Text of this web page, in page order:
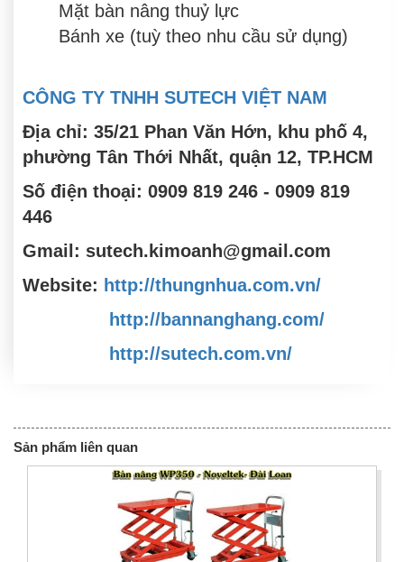
Mặt bàn nâng thuỷ lực
Bánh xe (tuỳ theo nhu cầu sử dụng)
CÔNG TY TNHH SUTECH VIỆT NAM
Địa chỉ: 35/21 Phan Văn Hớn, khu phố 4,
phường Tân Thới Nhất, quận 12, TP.HCM
Số điện thoại: 0909 819 246 - 0909 819
446
Gmail: sutech.kimoanh@gmail.com
Website: http://thungnhua.com.vn/
http://bannanghang.com/
http://sutech.com.vn/
Sản phẩm liên quan